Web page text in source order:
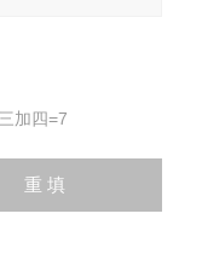
加四=7